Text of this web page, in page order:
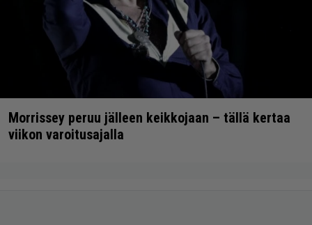
Morrissey peruu jälleen keikkojaan – tällä kertaa
viikon varoitusajalla